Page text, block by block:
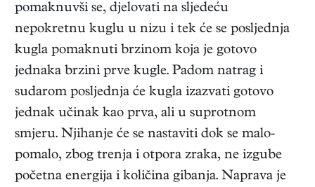
pomaknuvši se, djelovati na sljedeću
nepokretnu kuglu u nizu i tek će se posljednja
kugla pomaknuti brzinom koja je gotovo
jednaka brzini prve kugle. Padom natrag i
sudarom posljednja će kugla izazvati gotovo
jednak učinak kao prva, ali u suprotnom
smjeru. Njihanje će se nastaviti dok se malo-
pomalo, zbog trenja i otpora zraka, ne izgube
početna energija i količina gibanja. Naprava je